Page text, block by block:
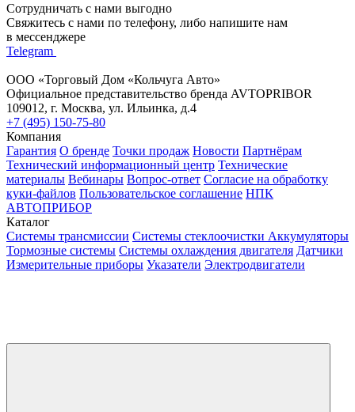
Сотрудничать с нами выгодно
Свяжитесь с нами по телефону, либо напишите нам
в мессенджере
Telegram
ООО «Торговый Дом «Кольчуга Авто»
Официальное представительство бренда AVTOPRIBOR
109012, г. Москва, ул. Ильинка, д.4
+7 (495) 150-75-80
Компания
Гарантия О бренде Точки продаж Новости Партнёрам
Технический информационный центр Технические
материалы Вебинары Вопрос-ответ Согласие на обработку
куки-файлов Пользовательское соглашение НПК
АВТОПРИБОР
Каталог
Системы трансмиссии Системы стеклоочистки Аккумуляторы
Тормозные системы Системы охлаждения двигателя Датчики
Измерительные приборы Указатели Электродвигатели